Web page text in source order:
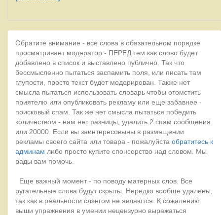
Обратите внимание - все слова в обязательном порядке
просматривает модератор - ПЕРЕД тем как слово будет
добавлено в список и выставлено публично. Так что
бессмысленно пытаться заспамить поля, или писать там
глупости, просто текст будет модерирован. Также нет
смысла пытаться использовать словарь чтобы отомстить
приятелю или опубликовать рекламу или еще забавнее -
поисковый спам. Так же нет смысла пытаться победить
количеством - нам нет разницы, удалить 2 спам сообщения
или 20000. Если вы заинтересовыны в размещении
рекламы своего сайта или товара - пожалуйста обратитесь к
админам либо просто купите спонсорство над словом. Мы
рады вам помочь.
Еще важный момент - по поводу матерных слов. Все
ругательные слова будут скрыты. Нередко вообще удалены,
так как в реальности слэнгом не являются. К сожалению
выши упражнения в умении нецензурно выражаться